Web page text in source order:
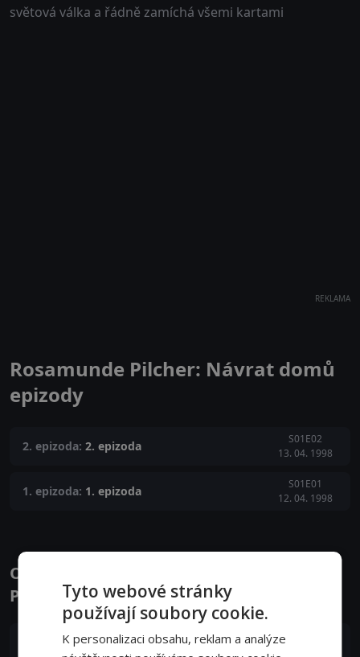
světová válka a řádně zamíchá všemi kartami
REKLAMA
Rosamunde Pilcher: Návrat domů
epizody
2. epizoda: 2. epizoda
S01E02
13. 04. 1998
1. epizoda: 1. epizoda
S01E01
12. 04. 1998
Obsazení filmu nebo pořadu Rosamunde
Pilcher: Návrat domů - Herci a tvůrci
Emily Mortimer
Tyto webové stránky
používají soubory cookie.
K personalizaci obsahu, reklam a analýze